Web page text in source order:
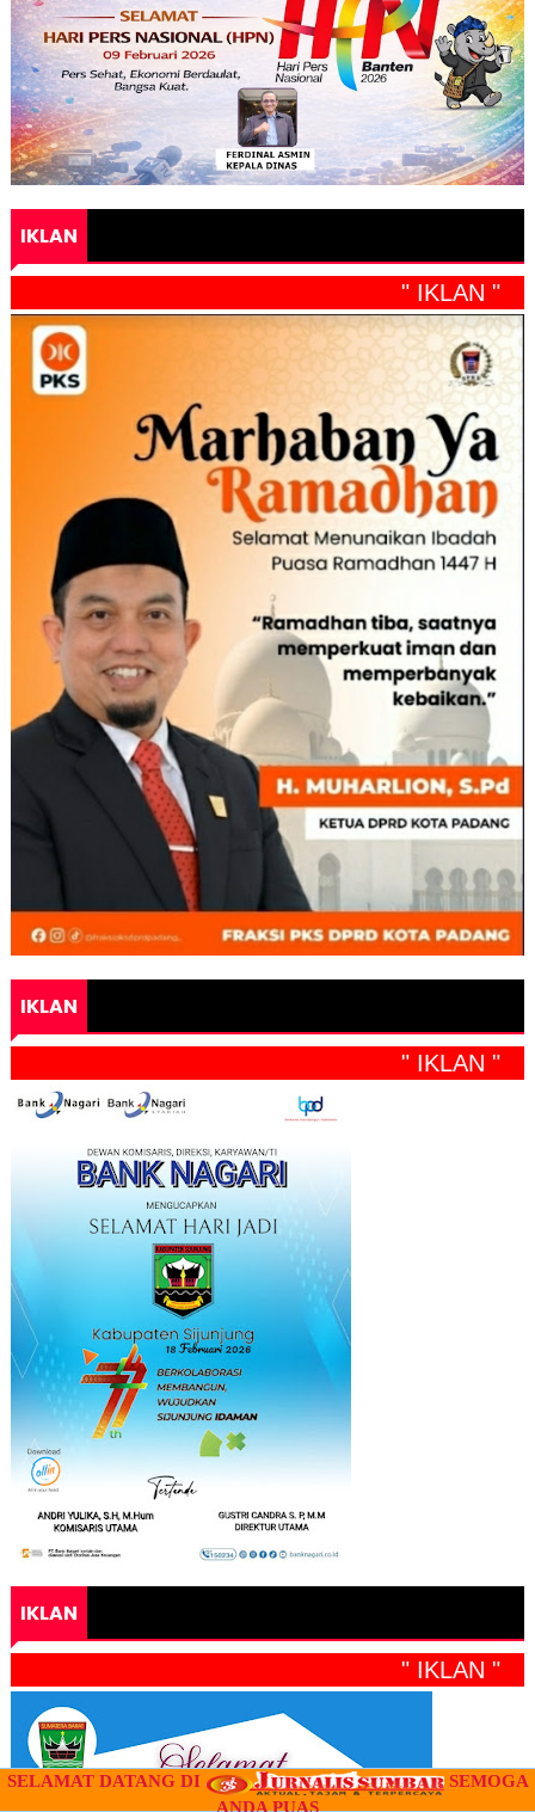
IKLAN
" IKLAN "
IKLAN
" IKLAN "
IKLAN
" IKLAN "
SELAMAT DATANG DI
SEMOGA
ANDA PUAS